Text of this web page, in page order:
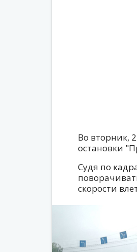
Во вторник,
остановки
Судя по
скорости